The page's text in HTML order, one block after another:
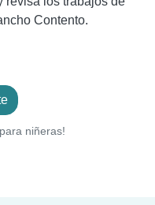
Contento.
niñeras!